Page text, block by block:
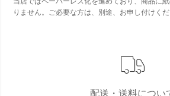
りません。ご必要な方は、別途、お申し付けくだ
配送・送料につい